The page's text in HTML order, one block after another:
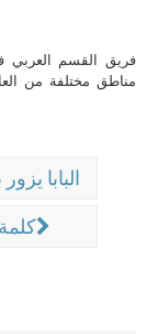
فريق القسم العربي
مناطق مختلفة من
البابا